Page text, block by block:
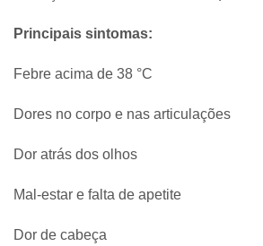
Principais sintomas:
Febre acima de 38 °C
Dores no corpo e nas articulações
Dor atrás dos olhos
Mal-estar e falta de apetite
Dor de cabeça